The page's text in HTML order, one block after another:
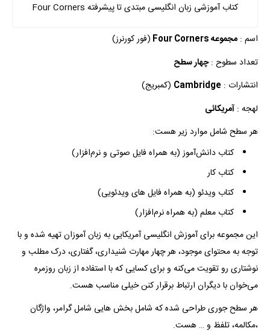
کتاب آموزشی زبان انگلیسی مبتدی تا پیشرفته Four Corners
اسم : مجموعه Four Corners
(فور کورنرز)
تعداد سطوح :چهار سطح
انتشارات : Cambridge (کمبریج)
لهجه : آمریکائی
هر سطح شامل موارد زیر هست:
کتاب دانش‌آموز (به همراه فایل صوتی و نرم‌افزار)
کتاب کار
کتاب ویدئو (به همراه فایل های ویدئویی)
کتاب معلم (به همراه نرم‌افزار)
این مجموعه برای آموزش انگلیسی آمریکایی به زبان آموزان تهیه شده و با
توجه به محتوای موجود، هر چهار مهارت شنیداری، گفتاری، درک مطلب و
نوشتاری رو تقویت می‌کنه و برای کسایی که با استفاده از زبان روزمره
می‌خوان با دیگران ارتباط برقرار کنن خیلی مناسب هست.
هر سطح جوری طراحی شده که شامل بخش هایی شامل گرامر، واژگان
،مکالمه، تلفظ و … هست.